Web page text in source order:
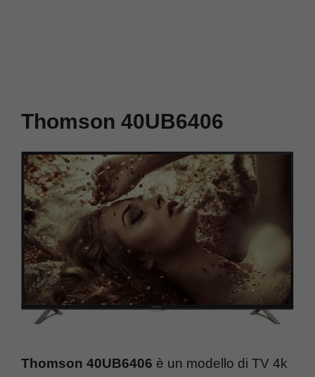
Thomson 40UB6406
Thomson 40UB6406 è un modello di TV 4k